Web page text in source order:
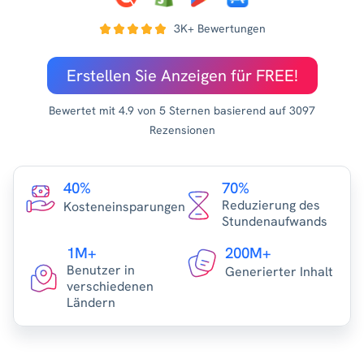
3K+ Bewertungen
Erstellen Sie Anzeigen für FREE!
Bewertet mit 4.9 von 5 Sternen basierend auf 3097
Rezensionen
40%
Kosteneinsparungen
70%
Reduzierung des
Stundenaufwands
1M+
Benutzer in
verschiedenen
Ländern
200M+
Generierter Inhalt